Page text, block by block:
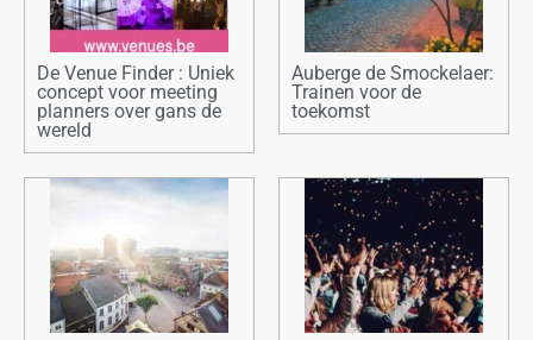
De Venue Finder : Uniek
concept voor meeting
planners over gans de
wereld
Auberge de Smockelaer:
Trainen voor de
toekomst